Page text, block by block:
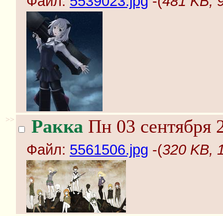
>> Ракка Пн 03 сентября
Файл: 5561506.jpg -(320 KB,